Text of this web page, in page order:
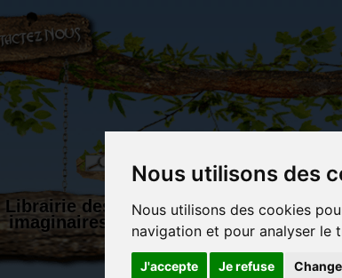
Nous utilisons des
Nous utilisons des cookies
navigation et pour analyser le
J'accepte Je refuse
Librairie des
imaginaires
Carterie
papeterie
originale
détente